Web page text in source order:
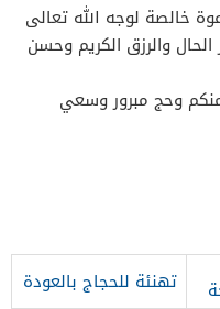
خالصة لوجه الله تعالى
والرزق الكريم وحسن
منكم وحج مبرور وسعي
تهنئة للحجاج بالعودة